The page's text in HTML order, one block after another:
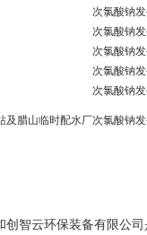
次氯酸钠
次氯酸钠
次氯酸钠
次氯酸钠
次氯酸钠
及腊山临时配水厂次氯酸钠
创智云环保装备有限公